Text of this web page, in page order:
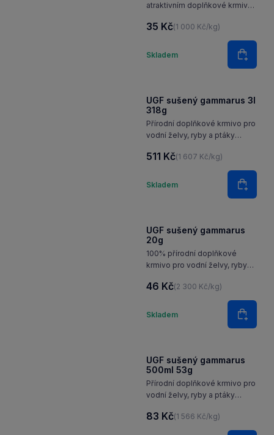
atraktivním doplňkové krmivo
kočky, plazy, ryby a hlodavce.
35 Kč(1 000 Kč/kg)
Skladem
Množství
Do
UGF sušený gammarus 3l
318g
Přírodní doplňkové krmivo pro
vodní želvy, ryby a ptáky
želvy, ostatní terarijní zvířata
511 Kč(1 607 Kč/kg)
Skladem
Množství
Do
UGF sušený gammarus
20g
100% přírodní doplňkové
krmivo pro vodní želvy, ryby
ostatní terarijní zvířata a malé
46 Kč(2 300 Kč/kg)
Skladem
Množství
Do
UGF sušený gammarus
500ml 53g
Přírodní doplňkové krmivo pro
vodní želvy, ryby a ptáky
želvy, ostatní terarijní zvířata
83 Kč(1 566 Kč/kg)